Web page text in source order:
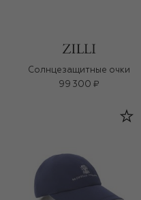
Солнцезащитные очки
99 300 ₽